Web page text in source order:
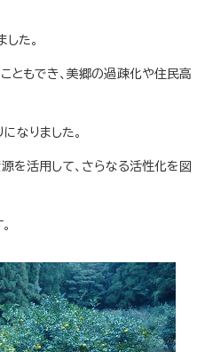
た。
ともでき、美郷の過疎化や住民高
なりました。
を活用して、さらなる活性化を図